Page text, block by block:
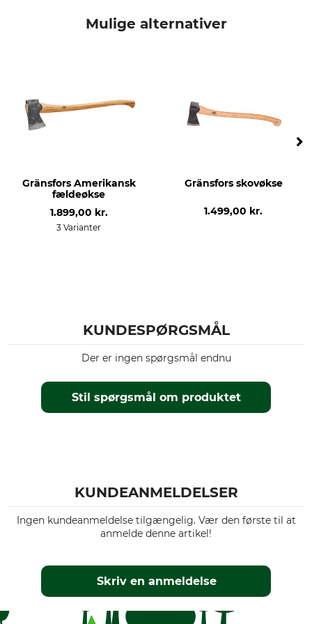
Mulige alternativer
Gränsfors Amerikansk
fældeøkse
1.899,00 kr.
3 Varianter
Gränsfors skovøkse
1.499,00 kr.
KUNDESPØRGSMÅL
Stil spørgsmål om produktet
Der er ingen spørgsmål endnu
KUNDEANMELDELSER
Ingen kundeanmeldelse tilgængelig. Vær den første til at
anmelde denne artikel!
Skriv en anmeldelse